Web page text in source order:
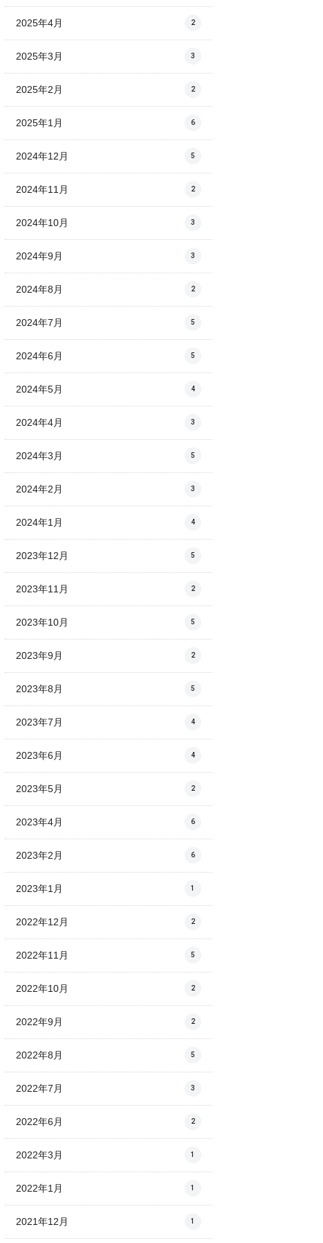
2025年4月 2
2025年3月 3
2025年2月 2
2025年1月 6
2024年12月 5
2024年11月 2
2024年10月 3
2024年9月 3
2024年8月 2
2024年7月 5
2024年6月 5
2024年5月 4
2024年4月 3
2024年3月 5
2024年2月 3
2024年1月 4
2023年12月 5
2023年11月 2
2023年10月 5
2023年9月 2
2023年8月 5
2023年7月 4
2023年6月 4
2023年5月 2
2023年4月 6
2023年2月 6
2023年1月 1
2022年12月 2
2022年11月 5
2022年10月 2
2022年9月 2
2022年8月 5
2022年7月 3
2022年6月 2
2022年3月 1
2022年1月 1
2021年12月 1